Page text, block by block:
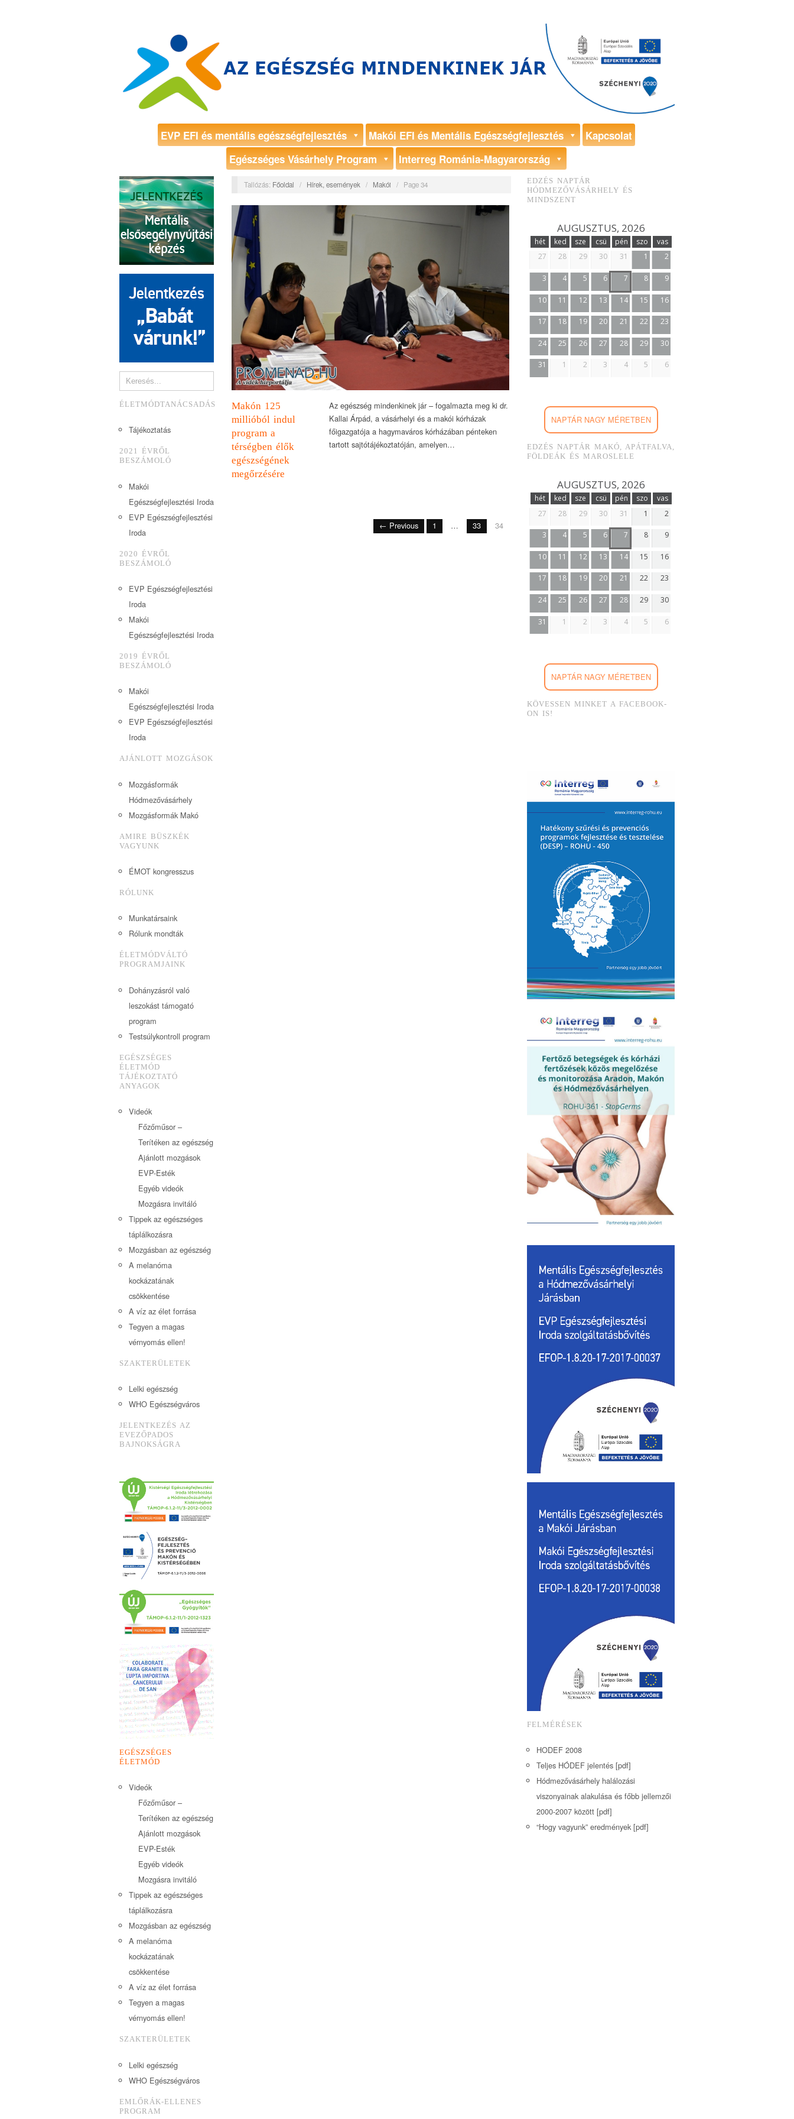
EVP EFI és mentális egészségfejlesztés Makói EFI és Mentális Egészségfejlesztés
Kapcsolat
Egészséges Vásárhely Program
Interreg Románia-Magyarország
ÉLETMÓDTANÁCSADÁS
Tájékoztatás
2021 ÉVRŐL
BESZÁMOLÓ
Makói
Egészségfejlesztési Iroda
EVP Egészségfejlesztési
Iroda
2020 ÉVRŐL
BESZÁMOLÓ
EVP Egészségfejlesztési
Iroda
Makói
Egészségfejlesztési Iroda
2019 ÉVRŐL
BESZÁMOLÓ
Makói
Egészségfejlesztési Iroda
EVP Egészségfejlesztési
Iroda
AJÁNLOTT MOZGÁSOK
Mozgásformák
Hódmezővásárhely
Mozgásformák Makó
AMIRE BÜSZKÉK
VAGYUNK
ÉMOT kongresszus
RÓLUNK
Munkatársaink
Rólunk mondták
ÉLETMÓDVÁLTÓ
PROGRAMJAINK
Dohányzásról való
leszokást támogató
program
Testsúlykontroll program
EGÉSZSÉGES
ÉLETMÓD
TÁJÉKOZTATÓ
ANYAGOK
Videók
Főzőműsor –
Terítéken az egészség
Ajánlott mozgások
EVP-Esték
Egyéb videók
Mozgásra invitáló
Tippek az egészséges
táplálkozásra
Mozgásban az egészség
A melanóma
kockázatának
csökkentése
A víz az élet forrása
Tegyen a magas
vérnyomás ellen!
SZAKTERÜLETEK
Lelki egészség
WHO Egészségváros
JELENTKEZÉS AZ
EVEZŐPADOS
BAJNOKSÁGRA
EGÉSZSÉGES
ÉLETMÓD
Videók
Főzőműsor –
Terítéken az egészség
Ajánlott mozgások
EVP-Esték
Egyéb videók
Mozgásra invitáló
Tippek az egészséges
táplálkozásra
Mozgásban az egészség
A melanóma
kockázatának
csökkentése
A víz az élet forrása
Tegyen a magas
vérnyomás ellen!
SZAKTERÜLETEK
Lelki egészség
WHO Egészségváros
EMLŐRÁK-ELLENES
PROGRAM
Tallózás: Főoldal / Hírek, események / Makói / Page 34
Makón 125
millióból indul
program a
térségben élők
egészségének
megőrzésére
Az egészség mindenkinek jár – fogalmazta meg ki dr.
Kallai Árpád, a vásárhelyi és a makói kórházak
főigazgatója a hagymaváros kórházában pénteken
tartott sajtótájékoztatóján, amelyen…
← Previous 1 … 33 34
EDZÉS NAPTÁR
HÓDMEZŐVÁSÁRHELY ÉS
MINDSZENT
AUGUSZTUS, 2026
hét ked sze csü pén szo
vas
27
28 29 30 31 1 2
3 4 5 6 7 8 9
10 11 12 13 14 15 16
17 18 19 20 21 22 23
24 25 26 27 28 29 30
31 1 2 3 4 5 6
NAPTÁR NAGY MÉRETBEN
EDZÉS NAPTÁR MAKÓ, APÁTFALVA,
FÖLDEÁK ÉS MAROSLELE
AUGUSZTUS, 2026
hét ked sze csü pén szo
vas
27
28 29 30 31 1 2
3 4 5 6 7 8 9
10 11 12 13 14 15 16
17 18 19 20 21 22 23
24 25 26 27 28 29 30
31 1 2 3 4 5 6
NAPTÁR NAGY MÉRETBEN
KÖVESSEN MINKET A FACEBOOK-
ON IS!
FELMÉRÉSEK
HODEF 2008
Teljes HÓDEF jelentés [pdf]
Hódmezővásárhely halálozási
viszonyainak alakulása és főbb jellemzői
2000-2007 között [pdf]
“Hogy vagyunk” eredmények [pdf]